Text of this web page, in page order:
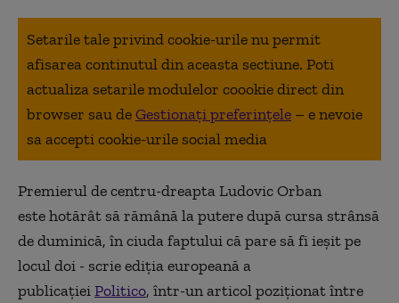
Setarile tale privind cookie-urile nu permit
afisarea continutul din aceasta sectiune. Poti
actualiza setarile modulelor coookie direct din
browser sau deGestionați preferințele – e nevoie
sa accepti cookie-urile social media
Premierul de centru-dreapta Ludovic Orban
estehotărât să rămână la putere după cursa strânsă
de duminică, în ciuda faptului că pare să fi ieşit pe
locul doi - scrie ediţia europeană a
publicaţieiPolitico, într-un articol poziționat între